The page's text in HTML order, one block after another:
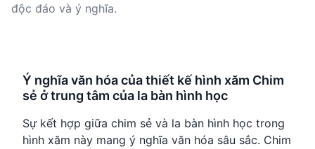
độc đáo và ý nghĩa.
Ý nghĩa văn hóa của thiết kế hình xăm Chim
sẻ ở trung tâm của la bàn hình học
Sự kết hợp giữa chim sẻ và la bàn hình học trong
hình xăm này mang ý nghĩa văn hóa sâu sắc. Chim